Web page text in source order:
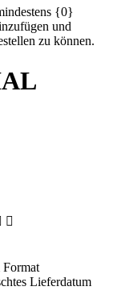
{0}
und
zu können.
Format
Lieferdatum